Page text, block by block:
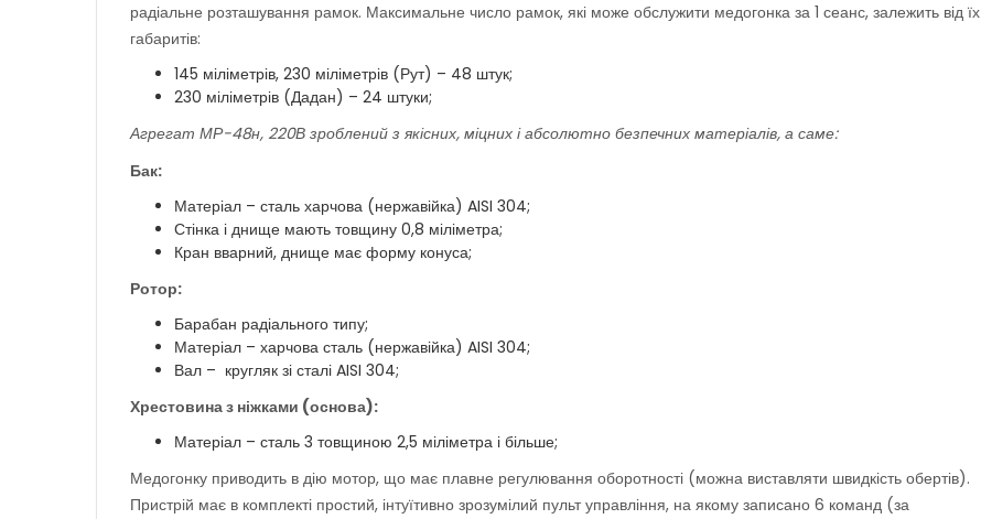
радіальне розташування рамок. Максимальне число рамок, які може обслужити медогонка за 1 сеанс, залежить від їх
габаритів:
145 міліметрів, 230 міліметрів (Рут) – 48 штук;
230 міліметрів (Дадан) – 24 штуки;
Агрегат МР-48н, 220В зроблений з якісних, міцних і абсолютно безпечних матеріалів, а саме:
Бак:
Матеріал – сталь харчова (нержавійка) AISI 304;
Стінка і днище мають товщину 0,8 міліметра;
Кран вварний, днище має форму конуса;
Ротор:
Барабан радіального типу;
Матеріал – харчова сталь (нержавійка) AISI 304;
Вал – кругляк зі сталі AISI 304;
Хрестовина з ніжками (основа):
Матеріал – сталь 3 товщиною 2,5 міліметра і більше;
Медогонку приводить в дію мотор, що має плавне регулювання оборотності (можна виставляти швидкість обертів).
Пристрій має в комплекті простий, інтуїтивно зрозумілий пульт управління, на якому записано 6 команд (за